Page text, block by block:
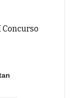
Concurso